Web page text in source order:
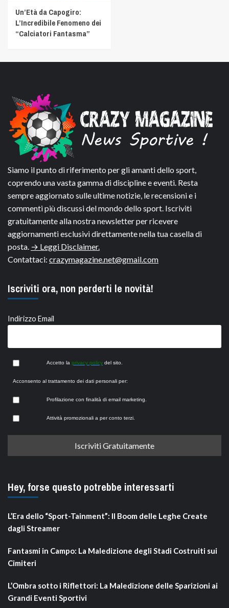
Un’Età da Capogiro:
L’Incredibile Fenomeno dei
“Calciatori Fantasma”
Siamo il punto di riferimento per gli amanti dello sport,
coprendo una vasta gamma di discipline e eventi. Resta
sempre aggiornato sulle ultime notizie, le recensioni e i
commenti più discussi del mondo dello sport. Iscriviti
gratuitamente alla nostra newsletter per ricevere
aggiornamenti esclusivi direttamente nella tua casella di
posta. → Leggi Disclaimer.
Contattaci: crazymagazine.net@gmail.com
Iscriviti ora, non perderti le novità!
Indirizzo Email
Accetto la privacy policy del sito.
Acconsento al trattamento dei dati personali per:
Profilazione con finalità di email marketing.
Attività promozionali a per conto terzi.
Hey, forse questo potrebbe interessarti
L’Era dello “Sport-Tainment”: Il Boom delle Leghe Create
dagli Streamer
Fantasmi in Campo: La Maledizione degli Stadi Costruiti sui
Cimiteri
L’Ombra sotto i Riflettori: La Maledizione delle Sparizioni ai
Grandi Eventi Sportivi